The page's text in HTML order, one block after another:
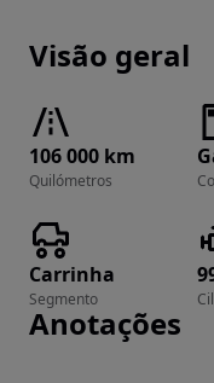
Visão geral
106 000 km
Quilómetros
Carrinha
Segmento
Anotações